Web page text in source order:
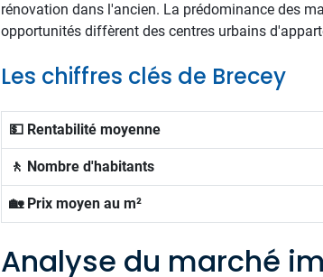
rénovation dans l'ancien. La prédominance des
opportunités diffèrent des centres urbains
Les chiffres clés de Brecey
💵 Rentabilité moyenne
🚶 Nombre d'habitants
🏡 Prix moyen au m²
Analyse du marché